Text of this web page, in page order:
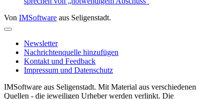
Von IMSoftware aus Seligenstadt.
Newsletter
Nachrichtenquelle hinzufügen
Kontakt und Feedback
Impressum und Datenschutz
IMSoftware aus Seligenstadt. Mit Material aus verschiedenen
Quellen - die jeweiligen Urheber werden verlinkt. Die